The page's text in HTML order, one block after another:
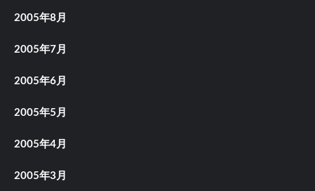
2005年8月
2005年7月
2005年6月
2005年5月
2005年4月
2005年3月